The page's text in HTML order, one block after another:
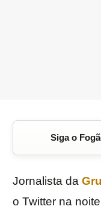
Siga o
Jornalista da
o Twitter na